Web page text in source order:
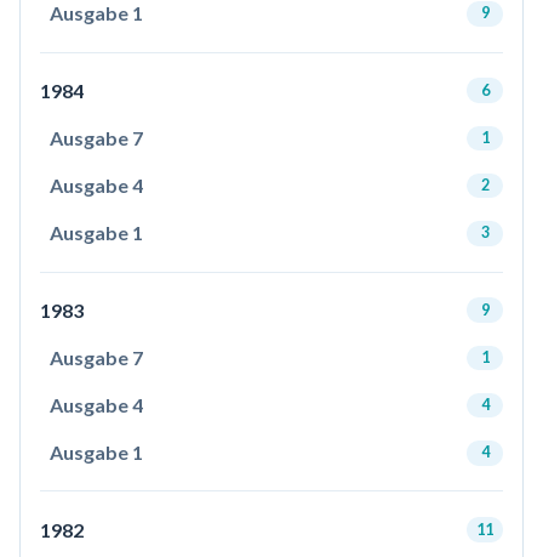
Ausgabe 1 9
1984 6
Ausgabe 7 1
Ausgabe 4 2
Ausgabe 1 3
1983 9
Ausgabe 7 1
Ausgabe 4 4
Ausgabe 1 4
1982 11